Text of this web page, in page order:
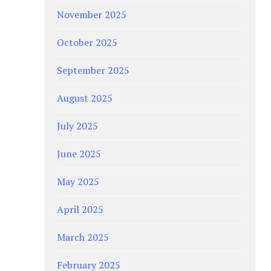
November 2025
October 2025
September 2025
August 2025
July 2025
June 2025
May 2025
April 2025
March 2025
February 2025